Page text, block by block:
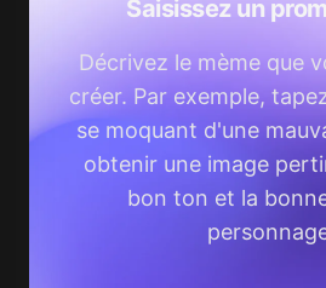
Saisissez un
Décrivez le mème que
créer. Par exemple,
se moquant d'une
obtenir une image
bon ton et la